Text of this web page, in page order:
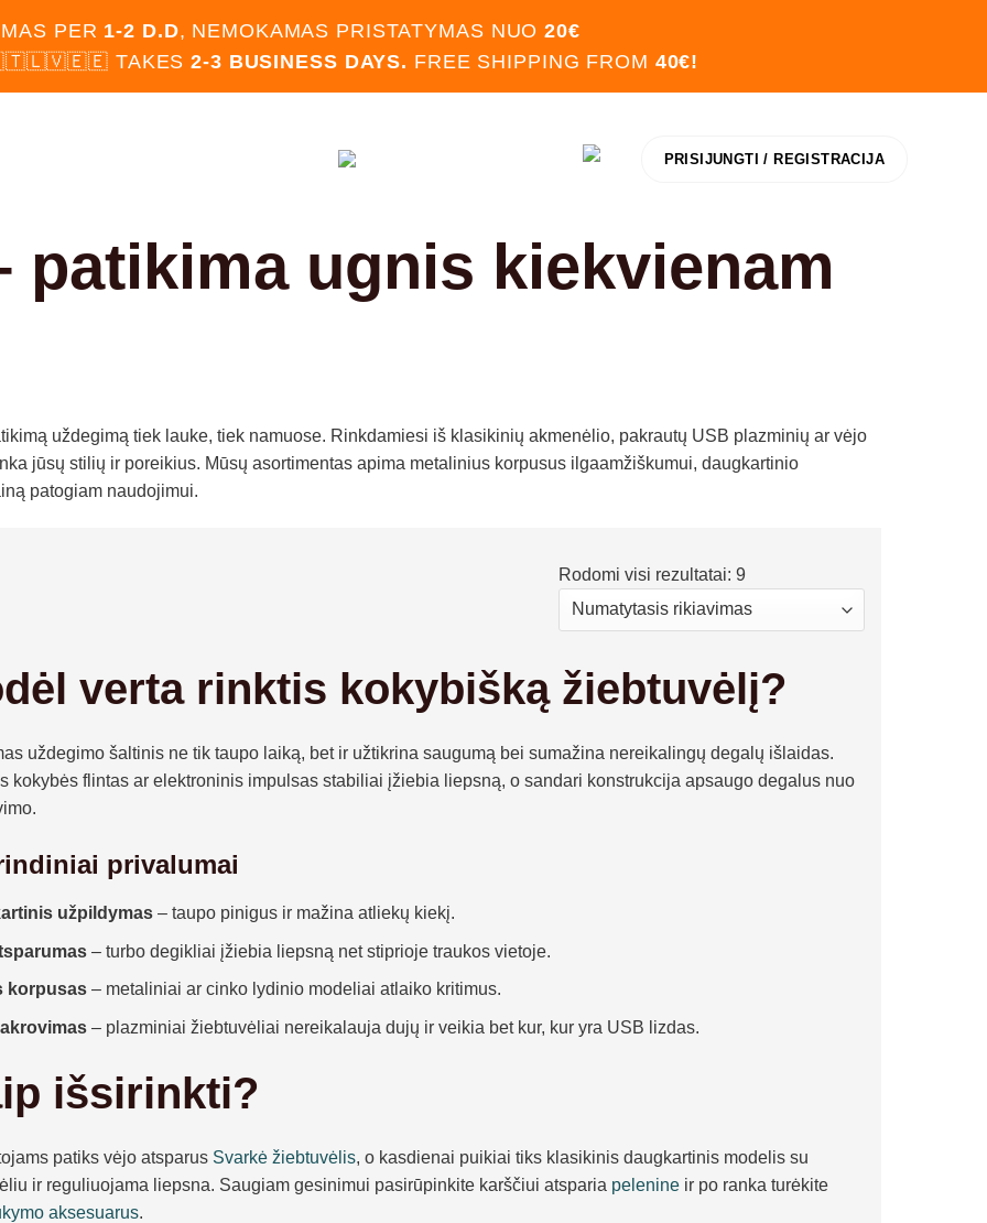
PER 1-2 D.D, NEMOKAMAS PRISTATYMAS NUO20€
🇱🇹🇱🇻🇪🇪 TAKES2-3 BUSINESS DAYS. FREE SHIPPING FROM 40€!
PRISIJUNGTI / REGISTRACIJA
patikima ugnis kiekvienam
uždegimą tiek lauke, tiek namuose. Rinkdamiesi iš klasikinių akmenėlio, pakrautų USB plazminių ar vėjo
jūsų stilių ir poreikius. Mūsų asortimentas apima metalinius korpusus ilgaamžiškumui, daugkartinio
patogiam naudojimui.
Rodomi visi rezultatai: 9
verta rinktis kokybišką žiebtuvėlį?
uždegimo šaltinis ne tik taupo laiką, bet ir užtikrina saugumą bei sumažina nereikalingų degalų išlaidas.
kokybės flintas ar elektroninis impulsas stabiliai įžiebia liepsną, o sandari konstrukcija apsaugo degalus nuo
privalumai
užpildymas – taupo pinigus ir mažina atliekų kiekį.
– turbo degikliai įžiebia liepsną net stiprioje traukos vietoje.
korpusas – metaliniai ar cinko lydinio modeliai atlaiko kritimus.
– plazminiai žiebtuvėliai nereikalauja dujų ir veikia bet kur, kur yra USB lizdas.
išsirinkti?
patiks vėjo atsparus Svarkė žiebtuvėlis, o kasdienai puikiai tiks klasikinis daugkartinis modelis su
ir reguliuojama liepsna. Saugiam gesinimui pasirūpinkite karščiui atsparia pelenine ir po ranka turėkite
aksesuarus.